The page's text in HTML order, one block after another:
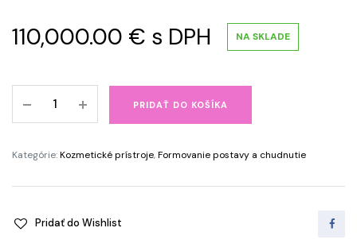
110,000.00 € s DPH NA SKLADE
TRON
G2
PRIDAŤ DO KOŠÍKA
Kategórie:Kozmetické prístroje,Formovanie postavy a chudnutie
Pridať do Wishlist